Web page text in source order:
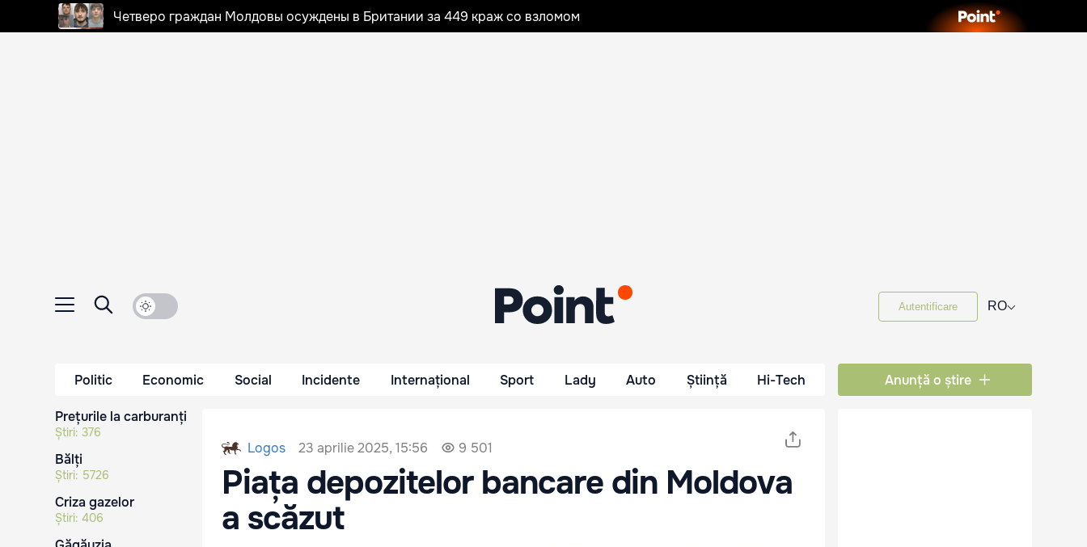
Четверо граждан Молдовы осуждены в Британии за 449 краж со взломом
Autentificare RO⌵
Politic Economic Social Incidente Internațional Sport Lady Auto Știință Hi-Tech Anunță o știre
Prețurile la carburanți
Știri: 376
Bălți
Știri: 5726
Criza gazelor
Știri: 406
Logos 23 aprilie 2025, 15:56 9 501
Piața depozitelor bancare din Moldova
a scăzut